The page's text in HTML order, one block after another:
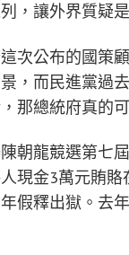
，讓外界質疑
次公布的國策
，而民進黨過
那總統府真的
朝龍競選第七
現金3萬元賄
假釋出獄。去